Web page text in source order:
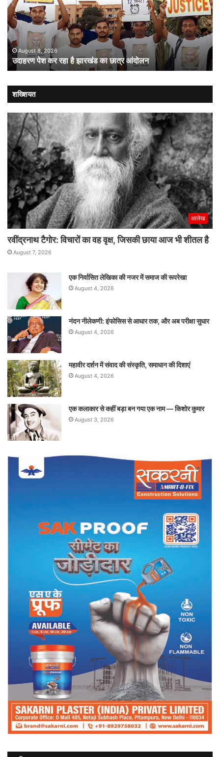
है
झारखंड
का
छात्र
आंदोलनAugust 8, 2026
उदाहरण पेश कर रहा है झारखंड का छात्र आंदोलन
:
कब
शख्शियत
आलेख
रवींद्रनाथ टैगोर: विचारों का वह वृक्ष, जिसकी छाया आज भी शीतल है
August 7, 2026
एक निर्वासित लेखिका की नजर में समाज की रूपरेखा
August 4, 2026
नंदन नीलेकणी: इंफोसिस से आधार तक, और अब परीक्षा सुधार
August 4, 2026
महावीर दर्शन में संवाद की संस्कृति, समाधान की दिशाएं
August 4, 2026
एक कलाकार से कहीं बड़ा बन गया एक नाम — किशोर कुमार
August 3, 2026